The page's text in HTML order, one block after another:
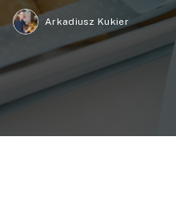
Arkadiusz Kukier